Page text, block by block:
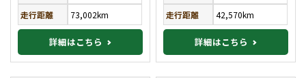
走行距離
73,002km
詳細はこちら
走行距離
42,570km
詳細はこちら